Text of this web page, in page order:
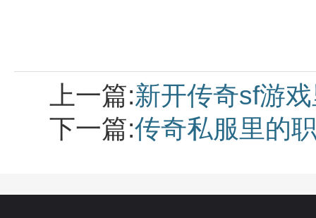
上一篇:新开传奇sf游
下一篇:传奇私服里的